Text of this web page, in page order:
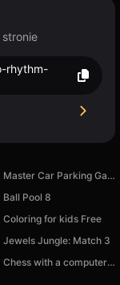
rhythm-
Master Car Parking Game
Ball Pool 8
Coloring for kids Free
Jewels Jungle: Match 3
Chess with a computer and for two